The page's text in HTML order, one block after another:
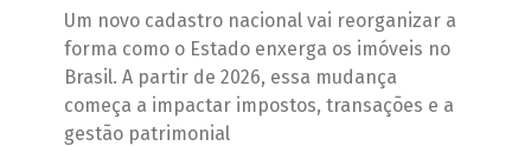
Um novo cadastro nacional vai reorganizar a
forma como o Estado enxerga os imóveis no
Brasil. A partir de 2026, essa mudança
começa a impactar impostos, transações e a
gestão patrimonial